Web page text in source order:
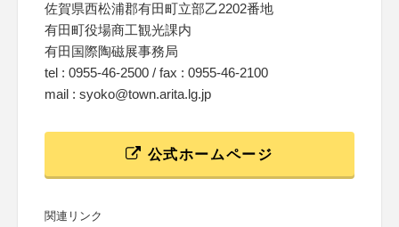
佐賀県西松浦郡有田町立部乙2202番地
有田町役場商工観光課内
有田国際陶磁展事務局
tel : 0955-46-2500 / fax : 0955-46-2100
mail : syoko@town.arita.lg.jp
公式ホームページ
関連リンク